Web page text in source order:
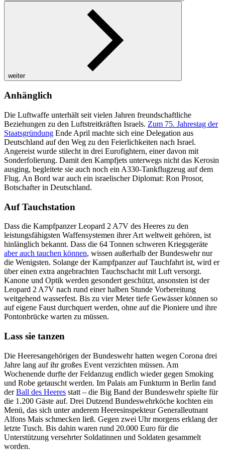
weiter
Anhänglich
Die Luftwaffe unterhält seit vielen Jahren freundschaftliche
Beziehungen zu den Luftstreitkräften Israels. Zum 75. Jahrestag der
Staatsgründung Ende April machte sich eine Delegation aus
Deutschland auf den Weg zu den Feierlichkeiten nach Israel.
Angereist wurde stilecht in drei Eurofightern, einer davon mit
Sonderfolierung. Damit den Kampfjets unterwegs nicht das Kerosin
ausging, begleitete sie auch noch ein A330-Tankflugzeug auf dem
Flug. An Bord war auch ein israelischer Diplomat: Ron Prosor,
Botschafter in Deutschland.
Auf Tauchstation
Dass die Kampfpanzer Leopard 2 A7V des Heeres zu den
leistungsfähigsten Waffensystemen ihrer Art weltweit gehören, ist
hinlänglich bekannt. Dass die 64 Tonnen schweren Kriegsgeräte
aber auch tauchen können, wissen außerhalb der Bundeswehr nur
die Wenigsten. Solange der Kampfpanzer auf Tauchfahrt ist, wird er
über einen extra angebrachten Tauchschacht mit Luft versorgt.
Kanone und Optik werden gesondert geschützt, ansonsten ist der
Leopard 2 A7V nach rund einer halben Stunde Vorbereitung
weitgehend wasserfest. Bis zu vier Meter tiefe Gewässer können so
auf eigene Faust durchquert werden, ohne auf die Pioniere und ihre
Pontonbrücke warten zu müssen.
Lass sie tanzen
Die Heeresangehörigen der Bundeswehr hatten wegen Corona drei
Jahre lang auf ihr großes Event verzichten müssen. Am
Wochenende durfte der Feldanzug endlich wieder gegen Smoking
und Robe getauscht werden. Im Palais am Funkturm in Berlin fand
derBall des Heeres statt – die Big Band der Bundeswehr spielte für
die 1.200 Gäste auf. Drei Dutzend Bundeswehrköche kochten ein
Menü, das sich unter anderem Heeresinspekteur Generalleutnant
Alfons Mais schmecken ließ. Gegen zwei Uhr morgens erklang der
letzte Tusch. Bis dahin waren rund 20.000 Euro für die
Unterstützung versehrter Soldatinnen und Soldaten gesammelt
worden.